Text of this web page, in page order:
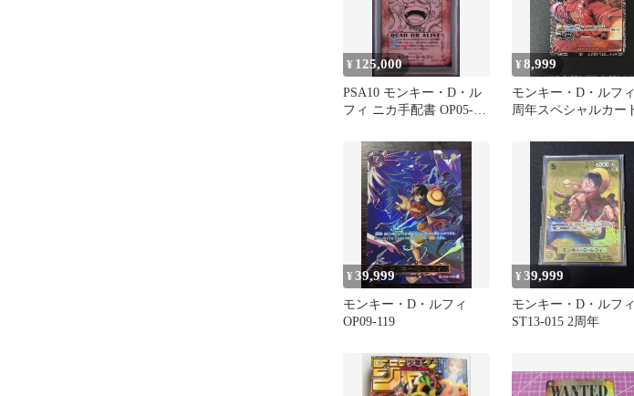
¥ 125,000
PSA10 モンキー・D・ル
フィ ニカ手配書 OP05-
¥8,999
モンキー・D・ルフ
周年スペシャルカー
¥39,999
モンキー・D・ルフィ
OP09-119
¥39,999
モンキー・D・ルフィ
ST13-015 2周年